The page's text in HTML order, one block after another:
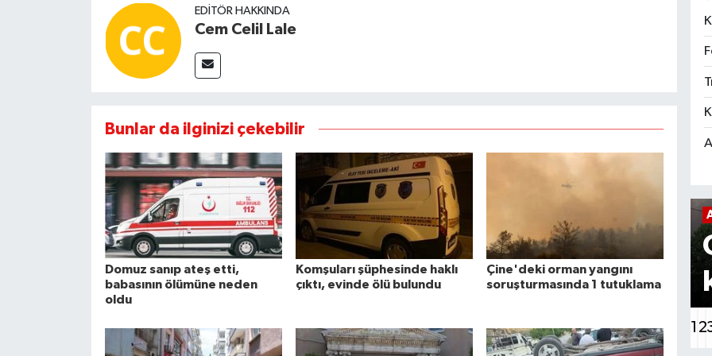
EDITÖR HAKKINDA
Cem Celil Lale
Bunlar da ilginizi çekebilir
Domuz sanıp ateş etti,
babasının ölümüne neden
oldu
Komşuları şüphesinde haklı
çıktı, evinde ölü bulundu
Çine'deki orman yangını
soruşturmasında 1 tutuklama
ASAYIŞ
Komşuları
şüphesinde
ASAYIŞ
Çine'deki
orman
Aydın'da
apartman
1 2